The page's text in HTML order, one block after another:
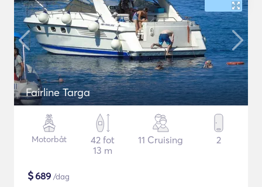
Fairline Targa
Motorbåt
42 fot
13 m
11 Cruising 2
$689 /dag